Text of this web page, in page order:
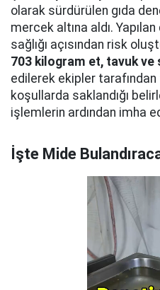
olarak sürdürülen gıda
mercek altına aldı.
sağlığı açısından risk
703 kilogram et, tavuk ve
edilerek ekipler tarafından
koşullarda saklandığı
işlemlerin ardından imha
İşte Mide